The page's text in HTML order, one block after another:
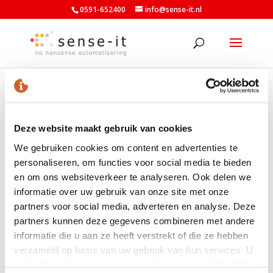
Deze website maakt gebruik van cookies
We gebruiken cookies om content en advertenties te
personaliseren, om functies voor social media te bieden
en om ons websiteverkeer te analyseren. Ook delen we
informatie over uw gebruik van onze site met onze
partners voor social media, adverteren en analyse. Deze
partners kunnen deze gegevens combineren met andere
informatie die u aan ze heeft verstrekt of die ze hebben
verzameld op basis van uw gebruik van hun services. U
0591-652400 info@sense-it.nl
Mikogo
LAATSTE NIEUWS
Nieuwe minimumuurlonen per 1 juli beschikbaar in
Exact
Nieuw banknummer belastingdienst per 1 mei 2026
Elektronische aangiften vanaf 1 april 2026 per
vernieuwde Digipoort